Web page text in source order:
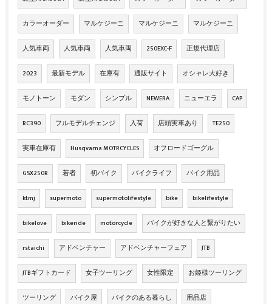
カラーオーダー マルケジーニ マルケジーニ マルケジーニ
人気車両 人気車両 人気車両 250EXC-F 正規代理店
2023 最新モデル 在庫有 通販サイト オシャレ大好き
モノトーン モダン シンプル NEWERA ニューエラ CAP
RC390 フルモデルチェンジ 入荷 店頭実車あり TE250
実車在庫有 Husqvarna MOTRCYCLES オフロードゴーグル
GSX250R 若者 初バイク バイクライフ バイク用品
ktmj supermoto supermotolifestyle bike bikelifestyle
bikelove bikeride motorcycle バイクが好きな人と繋がりたい
rstaichi アドベンチャー アドベンチャーフェア JTB
JTBギフトカード 女子ツーリング 女性限定 お姫様ツーリング
ツーリング バイク屋 バイクのある暮らし 用品店